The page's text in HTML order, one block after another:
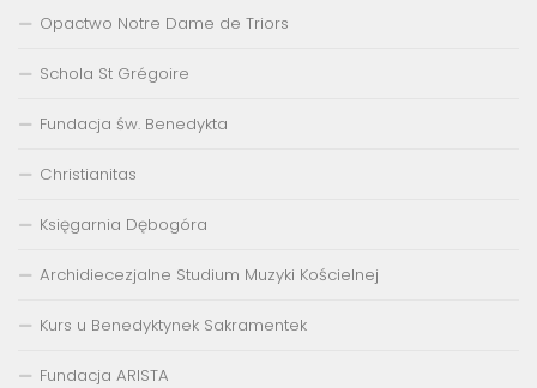
Opactwo Notre Dame de Triors
Schola St Grégoire
Fundacja św. Benedykta
Christianitas
Księgarnia Dębogóra
Archidiecezjalne Studium Muzyki Kościelnej
Kurs u Benedyktynek Sakramentek
Fundacja ARISTA